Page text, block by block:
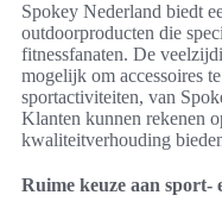
Spokey Nederland biedt
outdoorproducten die
fitnessfanaten. De
mogelijk om accessoires
sportactiviteiten, van
Klanten kunnen rekenen
kwaliteitverhouding
Ruime keuze aan sport-